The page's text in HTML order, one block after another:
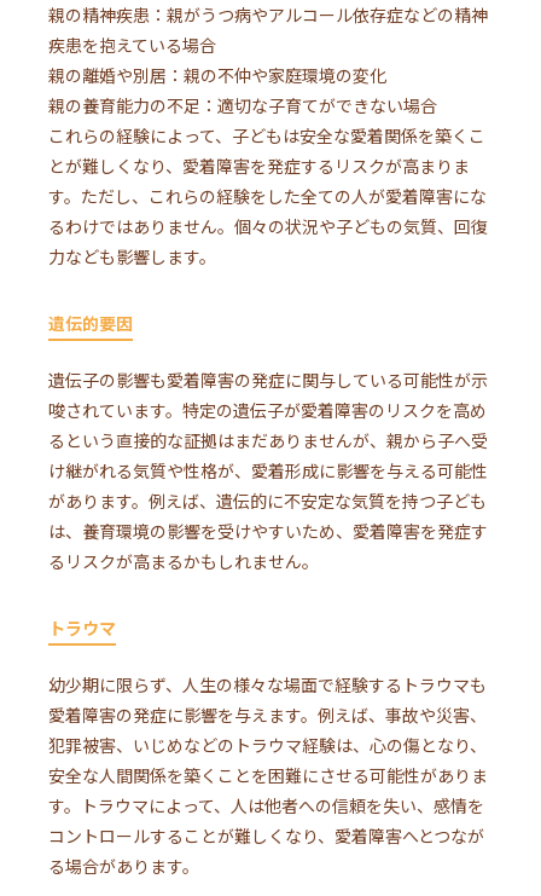
親の精神疾患：親がうつ病やアルコール依存症などの精神
疾患を抱えている場合
親の離婚や別居：親の不仲や家庭環境の変化
親の養育能力の不足：適切な子育てができない場合
これらの経験によって、子どもは安全な愛着関係を築くこ
とが難しくなり、愛着障害を発症するリスクが高まりま
す。ただし、これらの経験をした全ての人が愛着障害にな
るわけではありません。個々の状況や子どもの気質、回復
力なども影響します。
遺伝的要因
遺伝子の影響も愛着障害の発症に関与している可能性が示
唆されています。特定の遺伝子が愛着障害のリスクを高め
るという直接的な証拠はまだありませんが、親から子へ受
け継がれる気質や性格が、愛着形成に影響を与える可能性
があります。例えば、遺伝的に不安定な気質を持つ子ども
は、養育環境の影響を受けやすいため、愛着障害を発症す
るリスクが高まるかもしれません。
トラウマ
幼少期に限らず、人生の様々な場面で経験するトラウマも
愛着障害の発症に影響を与えます。例えば、事故や災害、
犯罪被害、いじめなどのトラウマ経験は、心の傷となり、
安全な人間関係を築くことを困難にさせる可能性がありま
す。トラウマによって、人は他者への信頼を失い、感情を
コントロールすることが難しくなり、愛着障害へとつなが
る場合があります。